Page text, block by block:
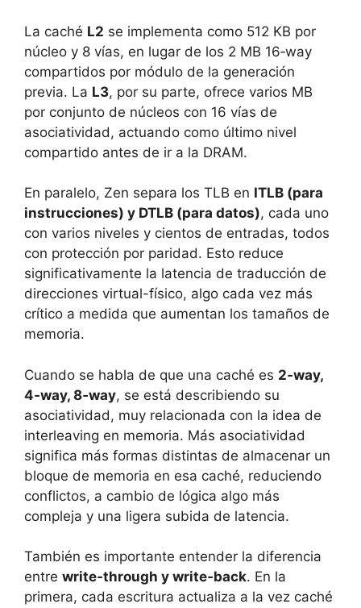
La caché L2 se implementa como 512 KB por
núcleo y 8 vías, en lugar de los 2 MB 16‑way
compartidos por módulo de la generación
previa. La L3, por su parte, ofrece varios MB
por conjunto de núcleos con 16 vías de
asociatividad, actuando como último nivel
compartido antes de ir a la DRAM.
En paralelo, Zen separa los TLB en ITLB (para
instrucciones) y DTLB (para datos), cada uno
con varios niveles y cientos de entradas, todos
con protección por paridad. Esto reduce
significativamente la latencia de traducción de
direcciones virtual-físico, algo cada vez más
crítico a medida que aumentan los tamaños de
memoria.
Cuando se habla de que una caché es 2‑way,
4‑way, 8‑way, se está describiendo su
asociatividad, muy relacionada con la idea de
interleaving en memoria. Más asociatividad
significa más formas distintas de almacenar un
bloque de memoria en esa caché, reduciendo
conflictos, a cambio de lógica algo más
compleja y una ligera subida de latencia.
También es importante entender la diferencia
entre write‑through y write‑back. En la
primera, cada escritura actualiza a la vez caché